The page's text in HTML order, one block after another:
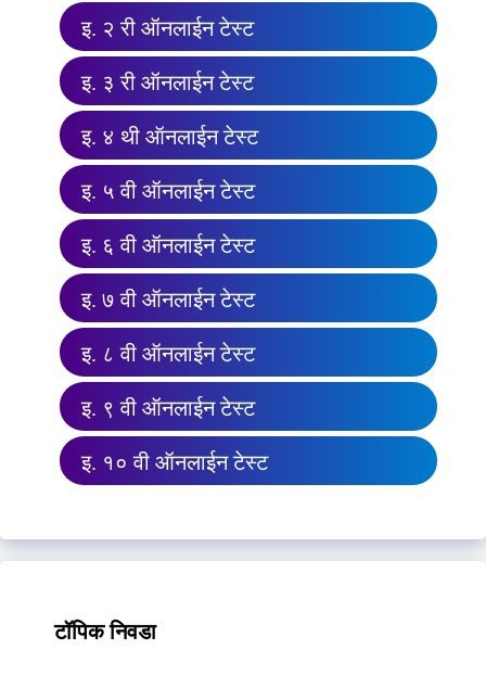
इ. २ री ऑनलाईन टेस्ट
इ. ३ री ऑनलाईन टेस्ट
इ. ४ थी ऑनलाईन टेस्ट
इ. ५ वी ऑनलाईन टेस्ट
इ. ६ वी ऑनलाईन टेस्ट
इ. ७ वी ऑनलाईन टेस्ट
इ. ८ वी ऑनलाईन टेस्ट
इ. ९ वी ऑनलाईन टेस्ट
इ. १० वी ऑनलाईन टेस्ट
टॉपिक निवडा